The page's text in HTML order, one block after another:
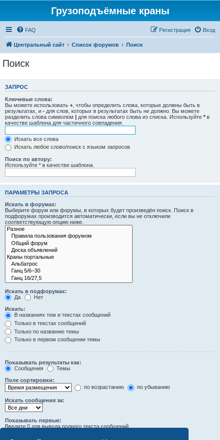
Грузоподъёмные краны
FAQ Вход
Регистрация
Центральный сайт Список форумов Поиск
Поиск
ЗАПРОС
Ключевые слова:
Вы можете использовать + , чтобы определить слова, которые должны быть в
результатах, и - для слов, которых в результатах быть не должно. Вы можете
разделить слова символом | для поиска любого слова из списка. Используйте * в
качестве шаблона для частичного совпадения.
Искать все слова
Искать любое слово/поиск с языком запросов
Поиск по автору:
Используйте * в качестве шаблона.
ПАРАМЕТРЫ ЗАПРОСА
Искать в форумах:
Выберите форум или форумы, в которых будет произведён поиск. Поиск в
подфорумах производится автоматически, если вы не отключили
соответствующую опцию ниже.
Искать в подфорумах:
Да
Нет
Искать:
В названиях тем и текстах сообщений
Только в текстах сообщений
Только по названию темы
Только в первом сообщении темы
Показывать результаты как:
Сообщения
Темы
Поле сортировки:
по возрастанию
по убыванию
Искать сообщения за:
Показывать первые:
Введите 0 для вывода полного текста сообщений.